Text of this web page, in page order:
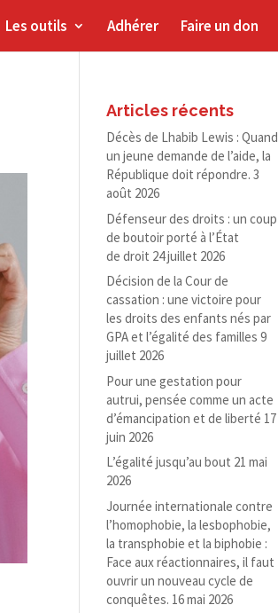
Les outils Adhérer Faire un don
Articles récents
Décès de Lhabib Lewis : Quand
un jeune demande de l’aide, la
République doit répondre. 3
août 2026
Défenseur des droits : un coup
de boutoir porté à l’État
de droit 24 juillet 2026
Décision de la Cour de
cassation : une victoire pour
les droits des enfants nés par
GPA et l’égalité des familles 9
juillet 2026
Pour une gestation pour
autrui, pensée comme un acte
d’émancipation et de liberté 17
juin 2026
L’égalité jusqu’au bout 21 mai
2026
Journée internationale contre
l’homophobie, la lesbophobie,
la transphobie et la biphobie :
Face aux réactionnaires, il faut
ouvrir un nouveau cycle de
conquêtes. 16 mai 2026